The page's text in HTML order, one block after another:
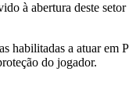
à abertura deste
a atuar
do jogador.